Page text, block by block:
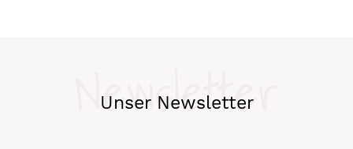
Unser Newsletter
Newsletter